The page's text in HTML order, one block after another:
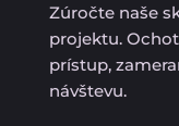
Zúročte naše
projektu.
prístup,
návštevu.